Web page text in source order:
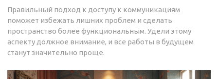
Правильный подход к доступу к коммуникациям
поможет избежать лишних проблем и сделать
пространство более функциональным. Удели этому
аспекту должное внимание, и все работы в будущем
станут значительно проще.